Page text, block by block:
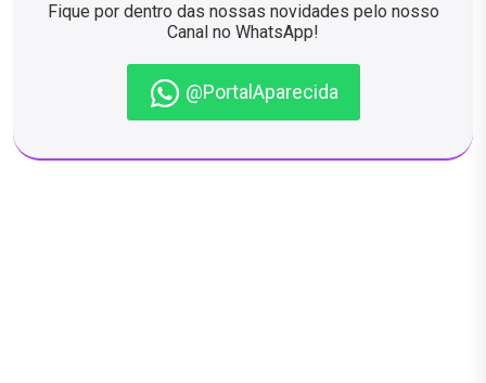
Fique por dentro das nossas novidades pelo nosso
Canal no WhatsApp!
@PortalAparecida